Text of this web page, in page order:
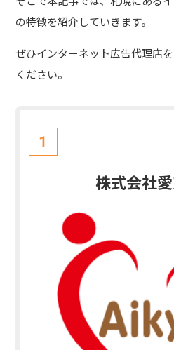
の特徴を紹介していきます。
ぜひインターネット広告代理店
ください。
1
株式会社